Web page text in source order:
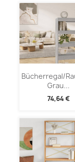
Bücherregal/
Grau...
74,64 €